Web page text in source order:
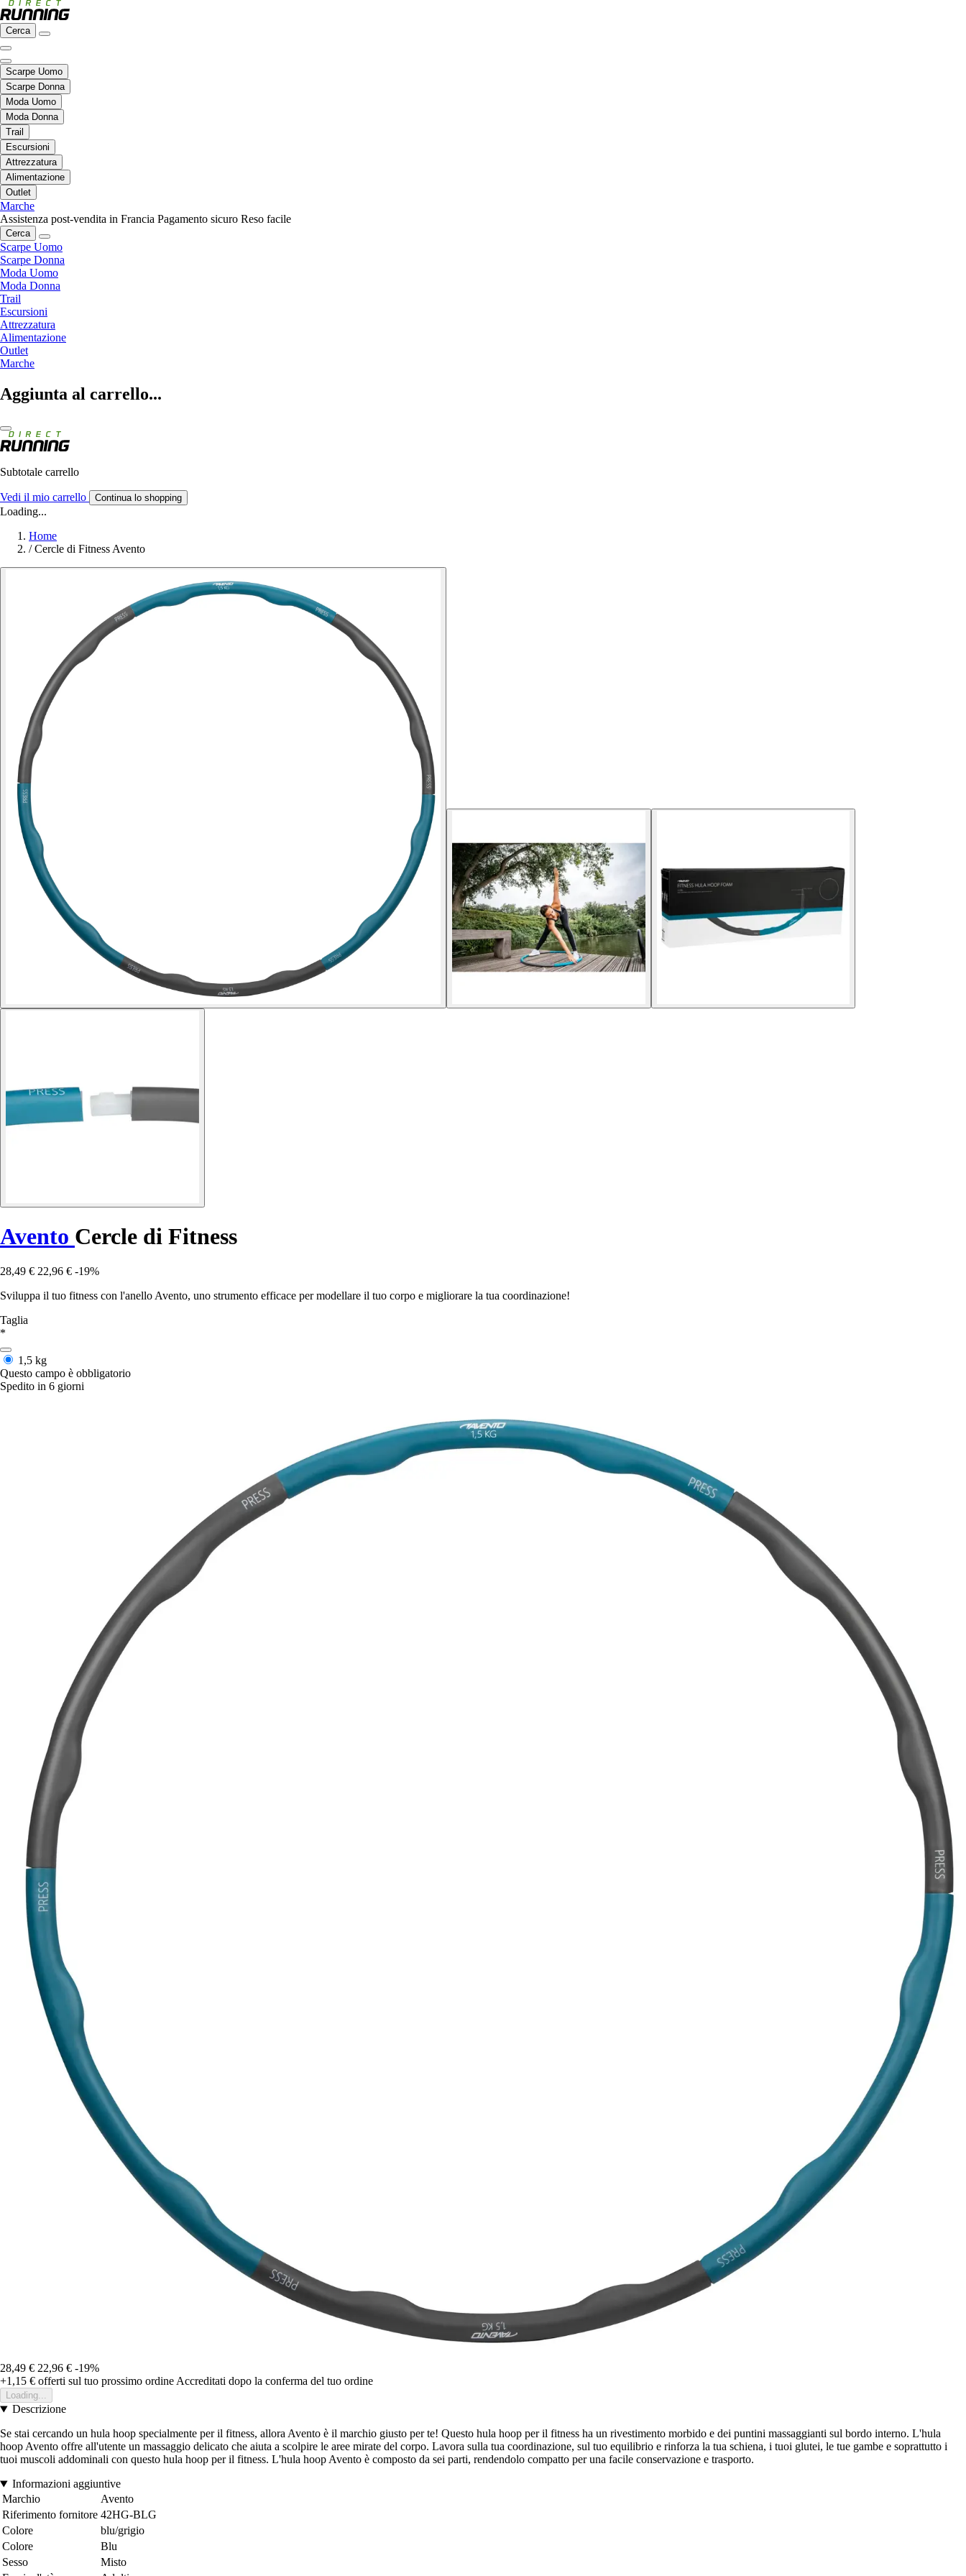
Cerca
Scarpe Uomo
Scarpe Donna
Moda Uomo
Moda Donna
Trail
Escursioni
Attrezzatura
Alimentazione
Outlet
Marche
Assistenza post-vendita in Francia Pagamento sicuro Reso facile
Cerca
Scarpe Uomo
Scarpe Donna
Moda Uomo
Moda Donna
Trail
Escursioni
Attrezzatura
Alimentazione
Outlet
Marche
Aggiunta al carrello...
Subtotale carrello
Vedi il mio carrello Continua lo shopping
Loading...
Home
/ Cercle di Fitness Avento
Avento Cercle di Fitness
28,49 € 22,96 € -19%
Sviluppa il tuo fitness con l'anello Avento, uno strumento efficace per modellare il tuo corpo e migliorare la tua coordinazione!
Taglia
*
1,5 kg
Questo campo è obbligatorio
Spedito in 6 giorni
28,49 € 22,96 € -19%
+1,15 € offerti sul tuo prossimo ordine Accreditati dopo la conferma del tuo ordine
Loading...
Descrizione
Se stai cercando un hula hoop specialmente per il fitness, allora Avento è il marchio giusto per te! Questo hula hoop per il fitness ha un rivestimento morbido e dei puntini massaggianti sul bordo interno. L'hula
hoop Avento offre all'utente un massaggio delicato che aiuta a scolpire le aree mirate del corpo. Lavora sulla tua coordinazione, sul tuo equilibrio e rinforza la tua schiena, i tuoi glutei, le tue gambe e soprattutto i
tuoi muscoli addominali con questo hula hoop per il fitness. L'hula hoop Avento è composto da sei parti, rendendolo compatto per una facile conservazione e trasporto.
Informazioni aggiuntive
Marchio
Avento
Riferimento fornitore 42HG-BLG
Colore
blu/grigio
Colore
Blu
Sesso
Misto